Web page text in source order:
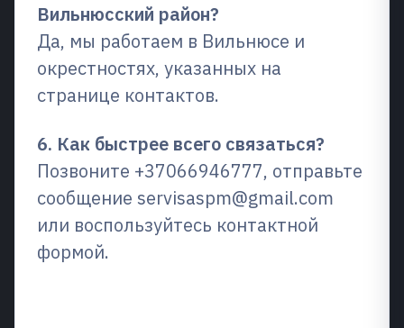
Вильнюсский район?
Да, мы работаем в Вильнюсе и
окрестностях, указанных на
странице контактов.
6. Как быстрее всего связаться?
Позвоните +37066946777, отправьте
сообщение servisaspm@gmail.com
или воспользуйтесь контактной
формой.